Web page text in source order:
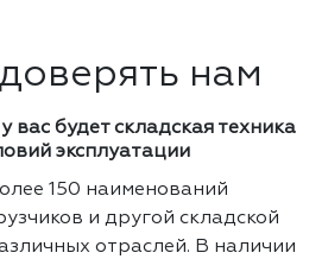
нам
вас будет складская техника
эксплуатации
150 наименований
и другой складской
отраслей. В наличии